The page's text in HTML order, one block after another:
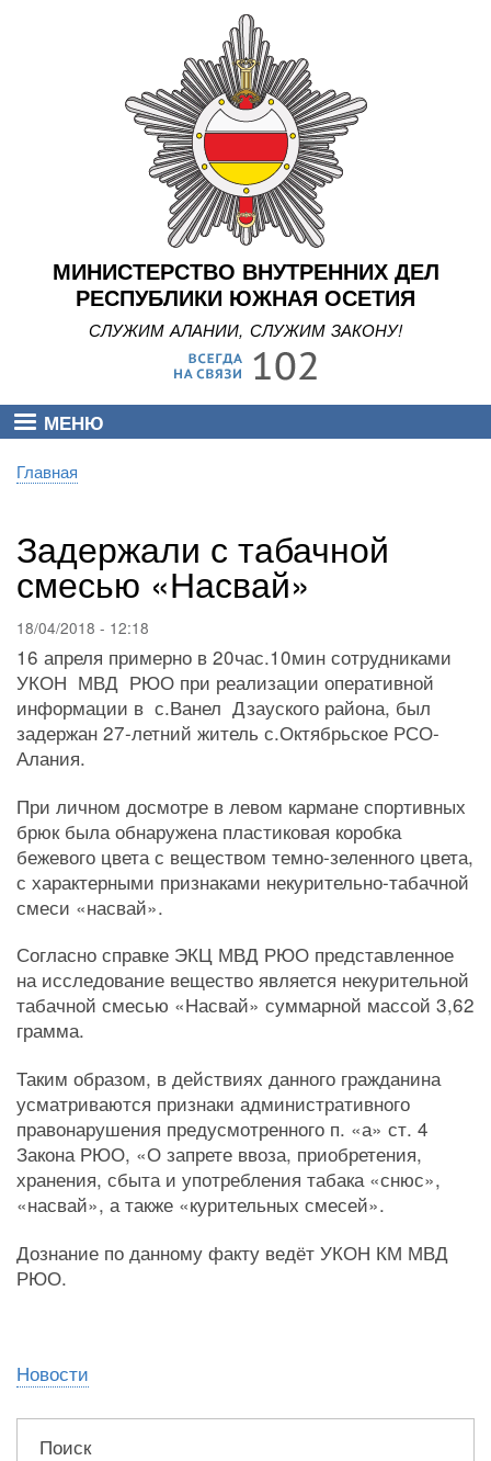
Перейти
к
основному
содержанию
МИНИСТЕРСТВО ВНУТРЕННИХ ДЕЛ
РЕСПУБЛИКИ ЮЖНАЯ ОСЕТИЯ
СЛУЖИМ АЛАНИИ, СЛУЖИМ ЗАКОНУ!
МЕНЮ
Строка
Главная
Задержали с табачной
смесью «Насвай»
18/04/2018 - 12:18
16 апреля примерно в 20час.10мин сотрудниками
УКОН МВД РЮО при реализации оперативной
информации в с.Ванел Дзауского района, был
задержан 27-летний житель с.Октябрьское РСО-
Алания.
При личном досмотре в левом кармане спортивных
брюк была обнаружена пластиковая коробка
бежевого цвета с веществом темно-зеленного цвета,
с характерными признаками некурительно-табачной
смеси «насвай».
Согласно справке ЭКЦ МВД РЮО представленное
на исследование вещество является некурительной
табачной смесью «Насвай» суммарной массой 3,62
грамма.
Таким образом, в действиях данного гражданина
усматриваются признаки административного
правонарушения предусмотренного п. «а» ст. 4
Закона РЮО, «О запрете ввоза, приобретения,
хранения, сбыта и употребления табака «снюс»,
«насвай», а также «курительных смесей».
Дознание по данному факту ведёт УКОН КМ МВД
РЮО.
Новости
Поиск